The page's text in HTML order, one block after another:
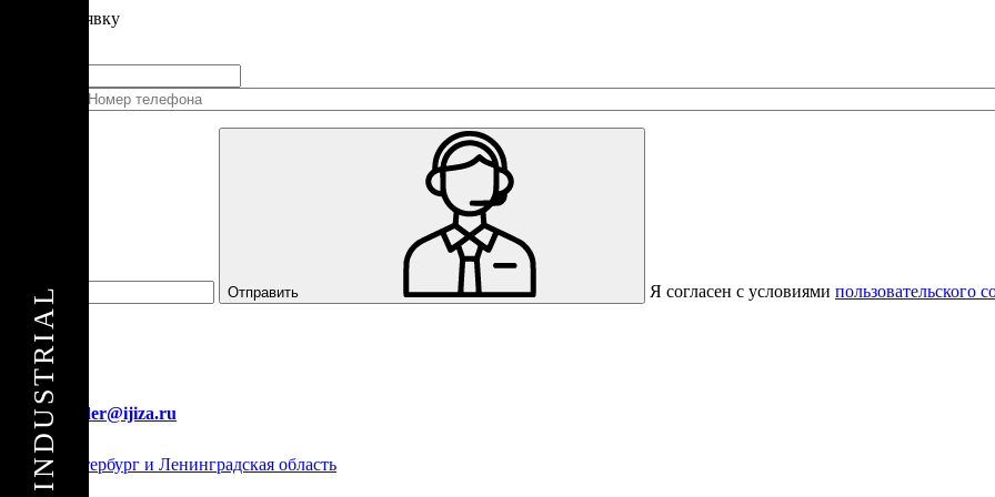
заявку
Соединенные
Отправить Я согласен с условиями пользовательского
E-mail: order@ijiza.ru
Санкт-Петербург и Ленинградская область